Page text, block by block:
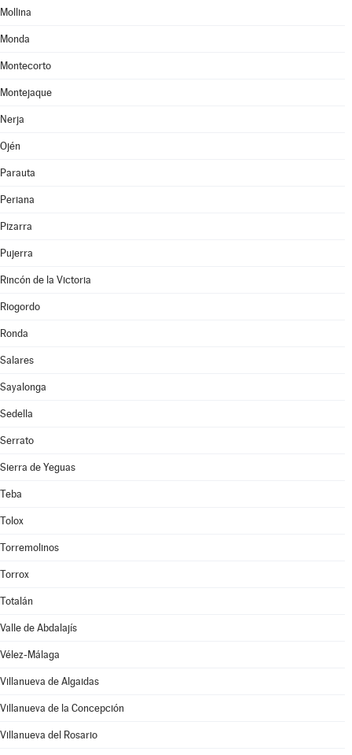
Mollina
Monda
Montecorto
Montejaque
Nerja
Ojén
Parauta
Periana
Pizarra
Pujerra
Rincón de la Victoria
Riogordo
Ronda
Salares
Sayalonga
Sedella
Serrato
Sierra de Yeguas
Teba
Tolox
Torremolinos
Torrox
Totalán
Valle de Abdalajís
Vélez-Málaga
Villanueva de Algaidas
Villanueva de la Concepción
Villanueva del Rosario